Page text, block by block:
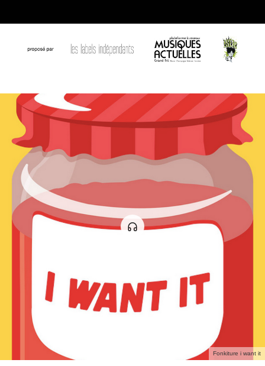
Fonkiture i want it